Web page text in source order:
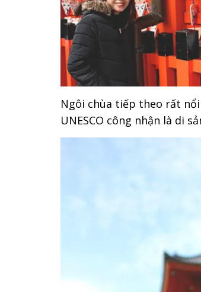
Ngôi chùa tiếp theo rất
UNESCO công nhận là di